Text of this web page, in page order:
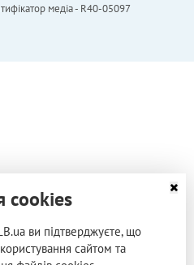
медіа - R40-05097
cookies
ви підтверджуєте, що
сайтом та